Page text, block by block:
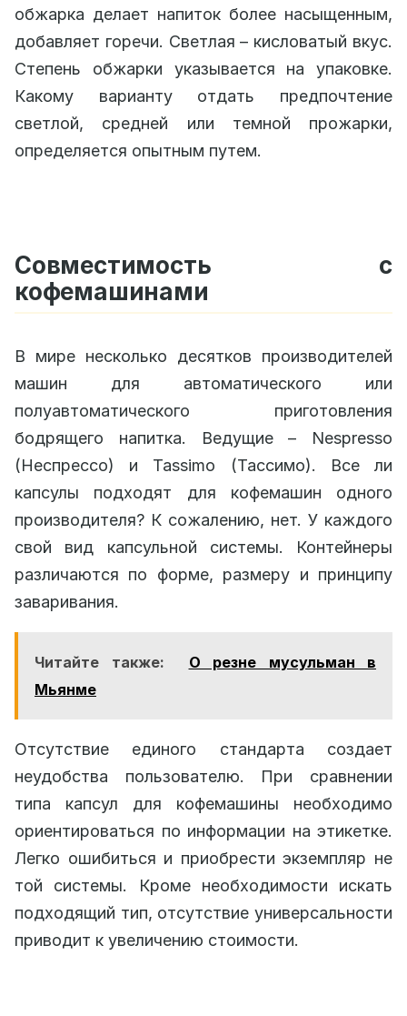
обжарка делает напиток более насыщенным,
добавляет горечи. Светлая – кисловатый вкус.
Степень обжарки указывается на упаковке.
Какому варианту отдать предпочтение
светлой, средней или темной прожарки,
определяется опытным путем.
Совместимость с
кофемашинами
В мире несколько десятков производителей
машин для автоматического или
полуавтоматического приготовления
бодрящего напитка. Ведущие – Nespresso
(Неспрессо) и Tassimo (Тассимо). Все ли
капсулы подходят для кофемашин одного
производителя? К сожалению, нет. У каждого
свой вид капсульной системы. Контейнеры
различаются по форме, размеру и принципу
заваривания.
Читайте также:
О резне мусульман в
Мьянме
Отсутствие единого стандарта создает
неудобства пользователю. При сравнении
типа капсул для кофемашины необходимо
ориентироваться по информации на этикетке.
Легко ошибиться и приобрести экземпляр не
той системы. Кроме необходимости искать
подходящий тип, отсутствие универсальности
приводит к увеличению стоимости.